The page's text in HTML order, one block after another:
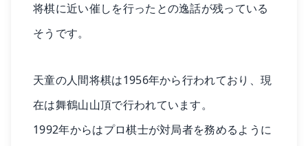
将棋に近い催しを行ったとの逸話が残っている
そうです。
天童の人間将棋は1956年から行われており、現
在は舞鶴山山頂で行われています。
1992年からはプロ棋士が対局者を務めるように